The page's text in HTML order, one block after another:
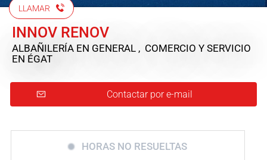
LLAMAR
INNOV RENOV
ALBAÑILERÍA EN GENERAL , COMERCIO Y SERVICIO
EN ÉGAT
Contactar por e-mail
HORAS NO RESUELTAS